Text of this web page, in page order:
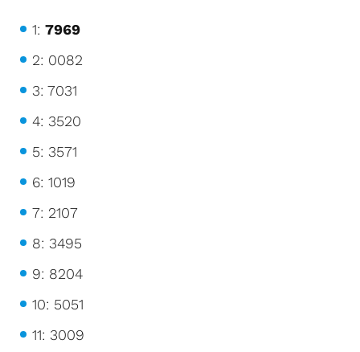
1: 7969
2: 0082
3: 7031
4: 3520
5: 3571
6: 1019
7: 2107
8: 3495
9: 8204
10: 5051
11: 3009